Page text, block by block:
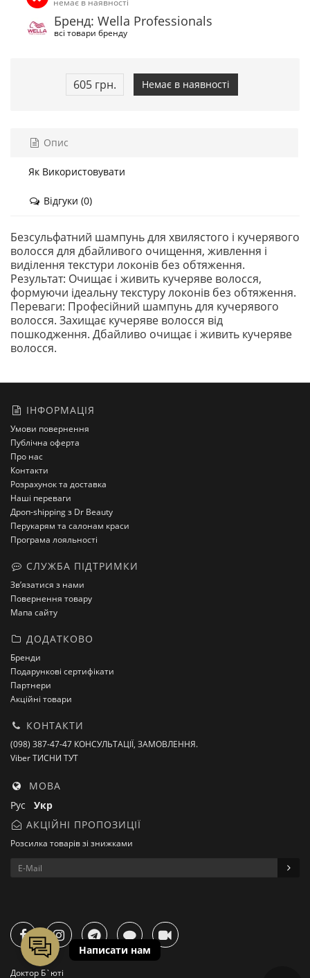
Бренд: Wella Professionals
всі товари бренду
605 грн. Немає в наявності
Опис
Як Використовувати
Відгуки (0)
Безсульфатний шампунь для хвилястого і кучерявого
волосся для дбайливого очищення, живлення і
виділення текстури локонів без обтяження.
Результат: Очищає і живить кучеряве волосся,
формуючи ідеальну текстуру локонів без обтяження.
Переваги: Професійний шампунь для кучерявого
волосся. Захищає кучеряве волосся від
пошкодження. Дбайливо очищає і живить кучеряве
волосся.
ІНФОРМАЦІЯ
Умови повернення
Публічна оферта
Про нас
Контакти
Розрахунок та доставка
Наші переваги
Дроп-shipping з Dr Beauty
Перукарям та салонам краси
Програма лояльності
СЛУЖБА ПІДТРИМКИ
Зв’язатися з нами
Повернення товару
Мапа сайту
ДОДАТКОВО
Бренди
Подарункові сертифікати
Партнери
Акційні товари
КОНТАКТИ
(098) 387-47-47 КОНСУЛЬТАЦІЇ, ЗАМОВЛЕННЯ.
Viber ТИСНИ ТУТ
МОВА
Рус Укр
АКЦІЙНІ ПРОПОЗИЦІЇ
Розсилка товарів зі знижками
Доктор Б`юті